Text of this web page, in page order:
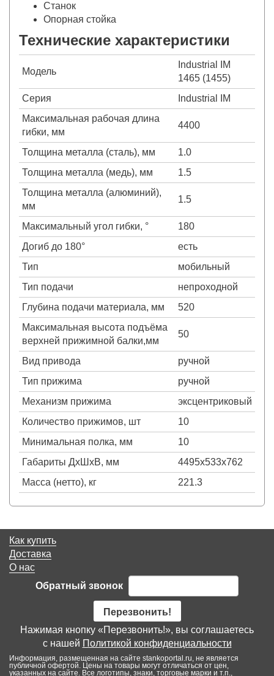
Станок
Опорная стойка
Технические характеристики
Модель
Industrial IM
1465 (1455)
Серия
Industrial IM
Максимальная рабочая длина
гибки, мм
4400
Толщина металла (сталь), мм
1.0
Толщина металла (медь), мм
1.5
Толщина металла (алюминий),
мм
1.5
Максимальный угол гибки, °
180
Догиб до 180°
есть
Тип
мобильный
Тип подачи
непроходной
Глубина подачи материала, мм
520
Максимальная высота подъёма
верхней прижимной балки,мм
50
Вид привода
ручной
Тип прижима
ручной
Механизм прижима
эксцентриковый
Количество прижимов, шт
10
Минимальная полка, мм
10
Габариты ДхШхВ, мм
4495х533х762
Масса (нетто), кг
221.3
Как купить
Доставка
О нас
Обратный звонок
Перезвонить!
Нажимая кнопку «Перезвонить!», вы соглашаетесь
с нашей Политикой конфиденциальности
Информация, размещенная на сайте stankoportal.ru, не является
публичной офертой. Цены на товары могут отличаться от цен,
указанных на сайте. Все логотипы, знаки, торговые марки и т.п.,